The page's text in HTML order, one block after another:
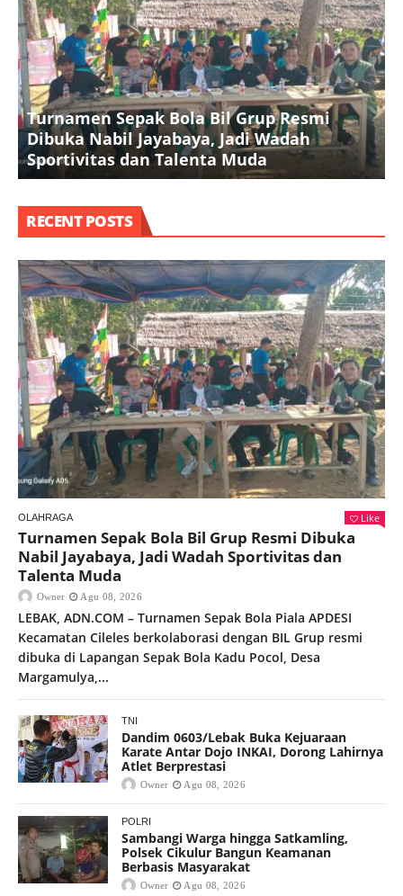
Turnamen Sepak Bola Bil Grup Resmi
Dibuka Nabil Jayabaya, Jadi Wadah
Sportivitas dan Talenta Muda
RECENT POSTS
OLAHRAGA Like
Turnamen Sepak Bola Bil Grup Resmi Dibuka
Nabil Jayabaya, Jadi Wadah Sportivitas dan
Talenta Muda
Owner Agu 08, 2026
LEBAK, ADN.COM – Turnamen Sepak Bola Piala APDESI
Kecamatan Cileles berkolaborasi dengan BIL Grup resmi
dibuka di Lapangan Sepak Bola Kadu Pocol, Desa
Margamulya,...
TNI
Dandim 0603/Lebak Buka Kejuaraan
Karate Antar Dojo INKAI, Dorong Lahirnya
Atlet Berprestasi
Owner Agu 08, 2026
POLRI
Sambangi Warga hingga Satkamling,
Polsek Cikulur Bangun Keamanan
Berbasis Masyarakat
Owner Agu 08, 2026